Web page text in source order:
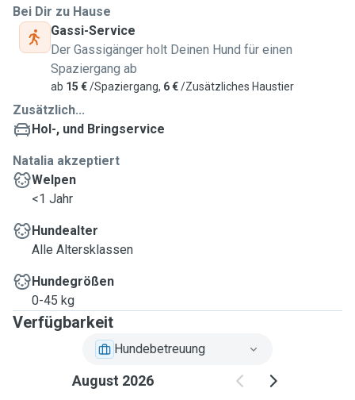
Bei Dir zu Hause
Gassi-Service
Der Gassigänger holt Deinen Hund für einen
Spaziergang ab
ab 15 €/Spaziergang, 6 €/Zusätzliches Haustier
Zusätzlich...
Hol-, und Bringservice
Natalia akzeptiert
Welpen
<1 Jahr
Hundealter
Alle Altersklassen
Hundegrößen
0-45 kg
Verfügbarkeit
Hundebetreuung
August 2026